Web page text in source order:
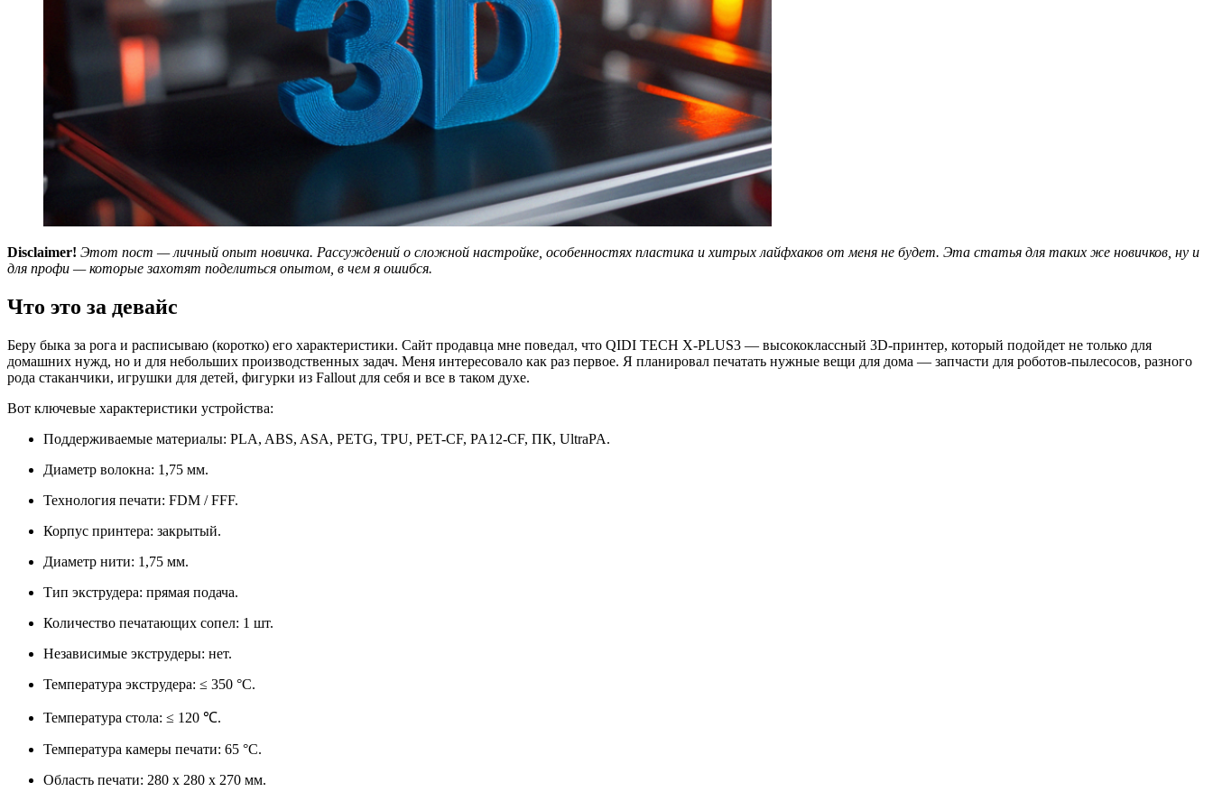
Disclaimer! Этот пост — личный опыт новичка. Рассуждений о сложной настройке, особенностях пластика и хитрых лайфхаков от меня не будет. Эта статья для таких же новичков, ну и
для профи — которые захотят поделиться опытом, в чем я ошибся.
Что это за девайс
Беру быка за рога и расписываю (коротко) его характеристики. Сайт продавца мне поведал, что QIDI TECH X-PLUS3 — высококлассный 3D-принтер, который подойдет не только для
домашних нужд, но и для небольших производственных задач. Меня интересовало как раз первое. Я планировал печатать нужные вещи для дома — запчасти для роботов-пылесосов, разного
рода стаканчики, игрушки для детей, фигурки из Fallout для себя и все в таком духе.
Вот ключевые характеристики устройства:
Поддерживаемые материалы: PLA, ABS, ASA, PETG, TPU, PET-CF, PA12-CF, ПК, UltraPA.
Диаметр волокна: 1,75 мм.
Технология печати: FDM / FFF.
Корпус принтера: закрытый.
Диаметр нити: 1,75 мм.
Тип экструдера: прямая подача.
Количество печатающих сопел: 1 шт.
Независимые экструдеры: нет.
Температура экструдера: ≤ 350 °С.
Температура стола: ≤ 120 ℃.
Температура камеры печати: 65 °C.
Область печати: 280 х 280 х 270 мм.